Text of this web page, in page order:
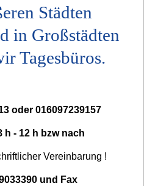
Städten
in Großstädten
Tagesbüros.
oder 016097239157
h - 12 h bzw nach
Vereinbarung !
und Fax